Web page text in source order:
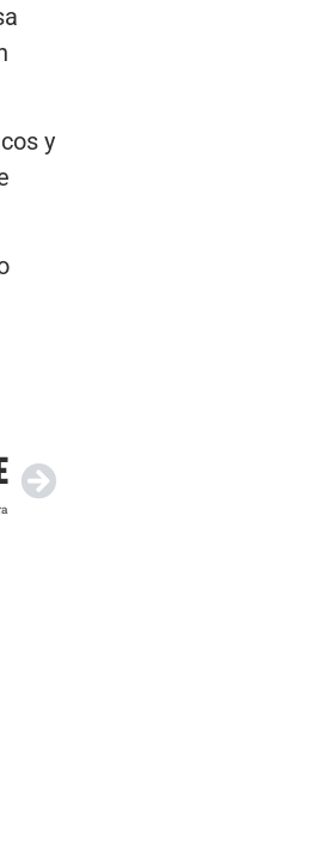
y